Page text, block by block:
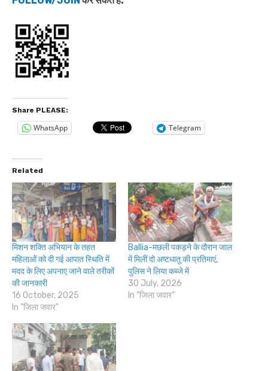
Share PLEASE:
WhatsApp Telegram
Related
मिशन शक्ति अभियान के तहत
महिलाओं को दी गई आपात स्थिति में
मदद के लिए अपनाए जाने वाले तरीकों
की जानकारी
16 October, 2025
In "जिला जवार"
Ballia-मछली पकड़ने के दौरान जाल
में मिलीं दो अष्टधातु की प्रतिमाएं,
पुलिस ने लिया कब्जे में
30 July, 2026
In "जिला जवार"